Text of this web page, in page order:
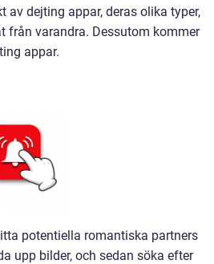
dejting appar, deras olika typer,
från varandra. Dessutom kommer
appar.
potentiella romantiska partners
upp bilder, och sedan söka efter